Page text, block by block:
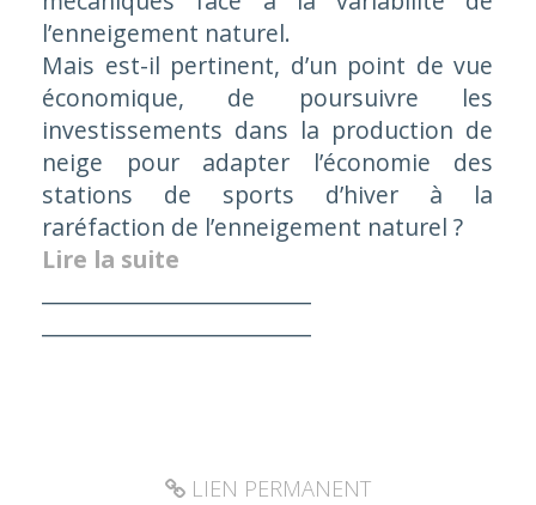
l’enneigement naturel.
Mais est-il pertinent, d’un point de vue
économique, de poursuivre les
investissements dans la production de
neige pour adapter l’économie des
stations de sports d’hiver à la
raréfaction de l’enneigement naturel ?
Lire la suite
LIEN PERMANENT